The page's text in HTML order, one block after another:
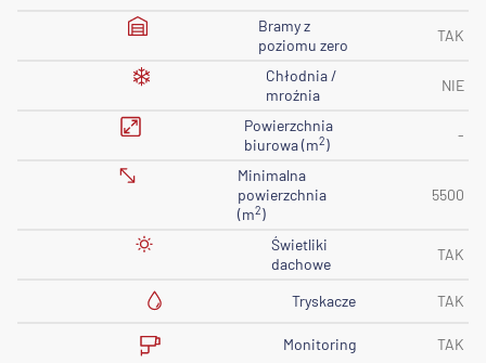
Bramy z
poziomu zero
TAK
Chłodnia /
mroźnia
NIE
Powierzchnia
biurowa (m2)
-
Minimalna
powierzchnia
(m2)
5500
Świetliki
dachowe
TAK
Tryskacze TAK
Monitoring TAK